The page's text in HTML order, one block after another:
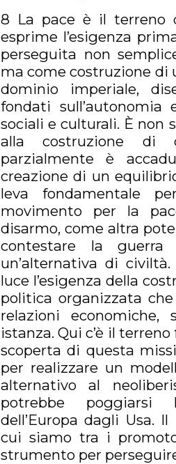
8 La pace è il terreno
esprime l’esigenza
perseguita non
ma come costruzione di
dominio imperiale,
fondati
sociali e culturali. È non
alla costruzione di
parzialmente è
creazione di un
leva fondamentale
movimento per la
disarmo, come altra
contestare la
un’alternativa di
luce l’esigenza della
politica organizzata
relazioni
istanza. Qui c’è il
scoperta di questa
per realizzare un
alternativo al
potrebbe poggiarsi
dell’Europa dagli Usa.
cui siamo tra i
strumento per